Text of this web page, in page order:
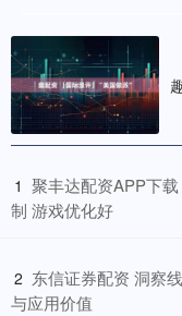
1 聚丰达配资APP下
制 游戏优化好
2 东信证券配资 洞察
与应用价值